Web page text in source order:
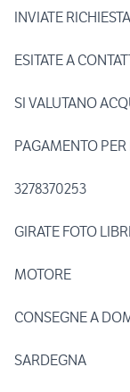
INVIATE
ESITATE A
SI VALUTANO
PAGAMENTO PER
3278370253
GIRATE FOTO
MOTORE
CONSEGNE A
SARDEGNA